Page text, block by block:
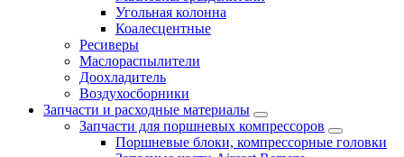
Угольная колонна
Коалесцентные
Ресиверы
Маслораспылители
Доохладитель
Воздухосборники
Запчасти и расходные материалы
Запчасти для поршневых компрессоров
Поршневые блоки, компрессорные головки